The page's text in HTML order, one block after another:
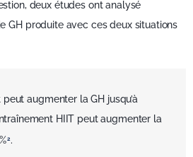
deux études ont analysé
GH produite avec ces deux situations
augmenter la GH jusqu’à
HIIT peut augmenter la
2.